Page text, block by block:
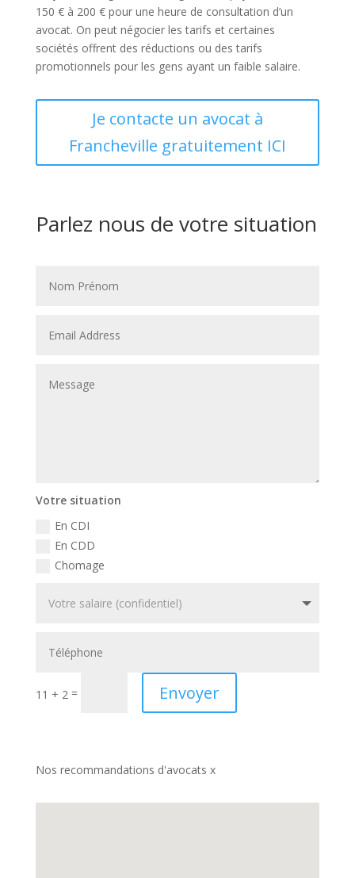
150 € à 200 € pour une heure de consultation d’un
avocat. On peut négocier les tarifs et certaines
sociétés offrent des réductions ou des tarifs
promotionnels pour les gens ayant un faible salaire.
Je contacte un avocat à
Francheville gratuitement ICI
Parlez nous de votre situation
Votre situation
En CDI
En CDD
Chomage
11 + 2 = Envoyer
Nos recommandations d'avocats x